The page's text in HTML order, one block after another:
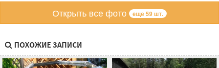
Открыть все фото еще 59 шт.
ПОХОЖИЕ ЗАПИСИ